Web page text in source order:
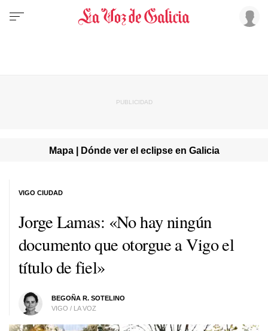
Mapa | Dónde ver el eclipse en Galicia
Jorge Lamas: «No hay ningún
documento que otorgue a Vigo el
título de fiel»
BEGOÑA R. SOTELINO
VIGO / LA VOZ
VIGO CIUDAD